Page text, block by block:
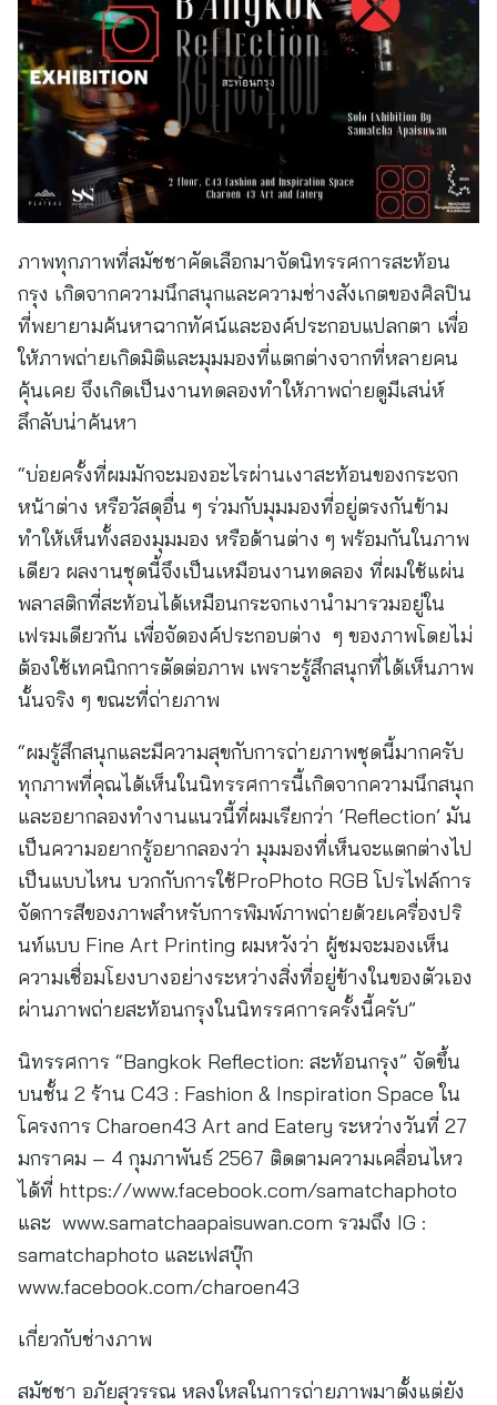
ภาพทุกภาพที่สมัชชาคัดเลือกมาจัดนิทรรศการสะท้อน
กรุง เกิดจากความนึกสนุกและความช่างสังเกตของศิลปิน
ที่พยายามค้นหาฉากทัศน์และองค์ประกอบแปลกตา เพื่อ
ให้ภาพถ่ายเกิดมิติและมุมมองที่แตกต่างจากที่หลายคน
คุ้นเคย จึงเกิดเป็นงานทดลองทำให้ภาพถ่ายดูมีเสน่ห์
ลึกลับน่าค้นหา
“บ่อยครั้งที่ผมมักจะมองอะไรผ่านเงาสะท้อนของกระจก
หน้าต่าง หรือวัสดุอื่น ๆ ร่วมกับมุมมองที่อยู่ตรงกันข้าม
ทำให้เห็นทั้งสองมุมมอง หรือด้านต่าง ๆ พร้อมกันในภาพ
เดียว ผลงานชุดนี้จึงเป็นเหมือนงานทดลอง ที่ผมใช้แผ่น
พลาสติกที่สะท้อนได้เหมือนกระจกเงานำมารวมอยู่ใน
เฟรมเดียวกัน เพื่อจัดองค์ประกอบต่าง ๆ ของภาพโดยไม่
ต้องใช้เทคนิกการตัดต่อภาพ เพราะรู้สึกสนุกที่ได้เห็นภาพ
นั้นจริง ๆ ขณะที่ถ่ายภาพ
“ผมรู้สึกสนุกและมีความสุขกับการถ่ายภาพชุดนี้มากครับ
ทุกภาพที่คุณได้เห็นในนิทรรศการนี้เกิดจากความนึกสนุก
และอยากลองทำงานแนวนี้ที่ผมเรียกว่า ‘Reflection’ มัน
เป็นความอยากรู้อยากลองว่า มุมมองที่เห็นจะแตกต่างไป
เป็นแบบไหน บวกกับการใช้ProPhoto RGB โปรไฟล์การ
จัดการสีของภาพสำหรับการพิมพ์ภาพถ่ายด้วยเครื่องปริ
นท์แบบ Fine Art Printing ผมหวังว่า ผู้ชมจะมองเห็น
ความเชื่อมโยงบางอย่างระหว่างสิ่งที่อยู่ข้างในของตัวเอง
ผ่านภาพถ่ายสะท้อนกรุงในนิทรรศการครั้งนี้ครับ”
นิทรรศการ “Bangkok Reflection: สะท้อนกรุง” จัดขึ้น
บนชั้น 2 ร้าน C43 : Fashion & Inspiration Space ใน
โครงการ Charoen43 Art and Eatery ระหว่างวันที่ 27
มกราคม – 4 กุมภาพันธ์ 2567 ติดตามความเคลื่อนไหว
ได้ที่ https://www.facebook.com/samatchaphoto
และ www.samatchaapaisuwan.com รวมถึง IG :
samatchaphoto และเฟสบุ๊ก
www.facebook.com/charoen43
เกี่ยวกับช่างภาพ
สมัชชา อภัยสุวรรณ หลงใหลในการถ่ายภาพมาตั้งแต่ยัง